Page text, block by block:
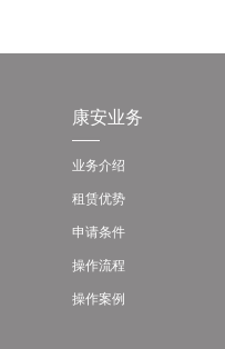
康安业务
业务介绍
租赁优势
申请条件
操作流程
操作案例